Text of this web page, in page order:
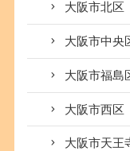
大阪市北区
大阪市中央
大阪市福島
大阪市西区
大阪市天王